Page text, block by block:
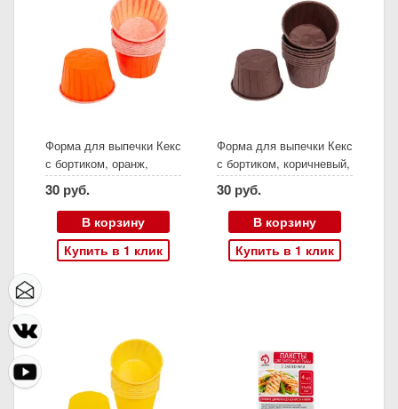
Форма для выпечки Кекс
с бортиком, оранж,
бумажная (10 шт, 6,4х4
см)
30 руб.
В корзину
Купить в 1 клик
Форма для выпечки Кекс
с бортиком, коричневый,
бумажная (10 шт, 6,4х4
см)
30 руб.
В корзину
Купить в 1 клик